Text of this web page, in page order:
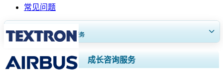
常见问题
获得30至60 小时 免费定制服务
扩大区域和国家覆盖范围， 细分市场分析， 公司简介， 竞争基准分析，
以及最终用户洞察。
成长咨询服务